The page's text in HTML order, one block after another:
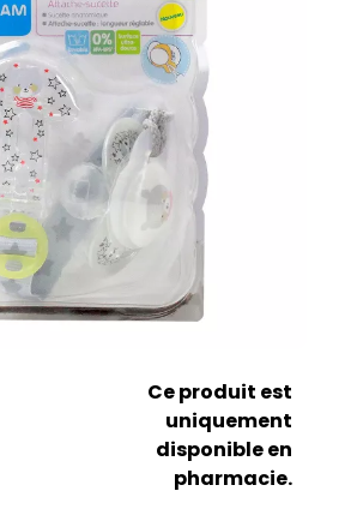
Ce produit est
uniquement
disponible en
pharmacie.